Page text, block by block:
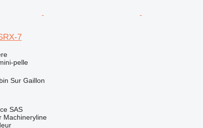
7
pelle
Sur Gaillon
SAS
Machineryline